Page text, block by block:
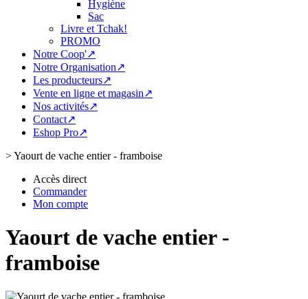
Hygiène
Sac
Livre et Tchak!
PROMO
Notre Coop'↗
Notre Organisation↗
Les producteurs↗
Vente en ligne et magasin↗
Nos activités↗
Contact↗
Eshop Pro↗
>Yaourt de vache entier - framboise
Accès direct
Commander
Mon compte
Yaourt de vache entier -
framboise